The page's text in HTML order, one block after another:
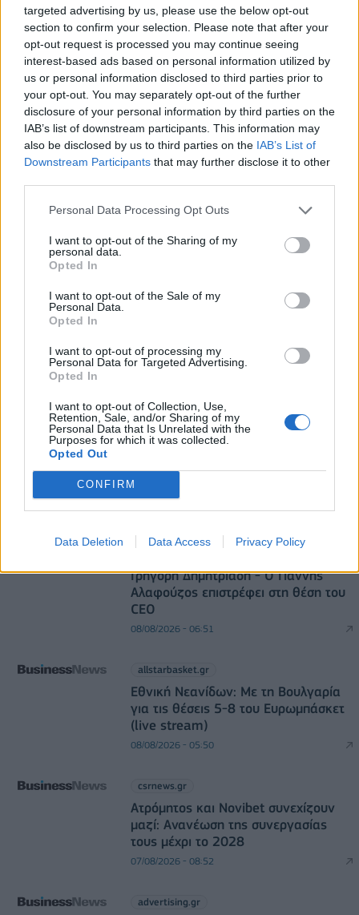
targeted advertising by us, please use the below opt-out
section to confirm your selection. Please note that after your
opt-out request is processed you may continue seeing
interest-based ads based on personal information utilized by
us or personal information disclosed to third parties prior to
your opt-out. You may separately opt-out of the further
disclosure of your personal information by third parties on the
IAB’s list of downstream participants. This information may
also be disclosed by us to third parties on the IAB’s List of
Downstream Participants that may further disclose it to other
Personal Data Processing Opt Outs
I want to opt-out of the Sharing of my
personal data.
Opted In
I want to opt-out of the Sale of my
Personal Data.
Opted In
I want to opt-out of processing my
Personal Data for Targeted Advertising.
Opted In
I want to opt-out of Collection, Use,
Retention, Sale, and/or Sharing of my
Personal Data that Is Unrelated with the
Purposes for which it was collected.
Opted Out
CONFIRM
Data Deletion Data Access Privacy Policy
07/08/2026 - 11:50 ΑΘΛΗΤΙΣΜΟΣ
Χρηματιστήριο: Στις 2.618,95 μονάδες ο Γενικός
Δείκτης Τιμών, με άνοδο 0,40%
07/08/2026 - 13:07 ΟΙΚΟΝΟΜΙΑ
Χρηματιστήριο: Στις 2.623,19 μονάδες ο Γενικός
Δείκτης Τιμών, με άνοδο 0,57%
07/08/2026 - 15:21 ΟΙΚΟΝΟΜΙΑ
Χρηματιστήριο: Στις 2.606,72 μονάδες ο Γενικός
Δείκτης Τιμών, με οριακή πτώση 0,07%
Fourlis: Συμφωνία για την πώληση συμμετοχής στο
07/08/2026 - 14:39 ΕΠΙΧΕΙΡΗΣΕΙΣ
allstarbasket.gr
Ουάσινγκτον Μίστικς (vid)
08/08/2026 - 07:16
advertising.gr
Γρηγόρη Δημητριάδη - Ο Γιάννης
Αλαφούζος επιστρέφει στη θέση του
CEO
08/08/2026 - 06:51
allstarbasket.gr
Εθνική Νεανίδων: Με τη Βουλγαρία
για τις θέσεις 5-8 του Ευρωμπάσκετ
(live stream)
08/08/2026 - 05:50
csrnews.gr
Ατρόμητος και Novibet συνεχίζουν
μαζί: Ανανέωση της συνεργασίας
τους μέχρι το 2028
07/08/2026 - 08:52
advertising.gr